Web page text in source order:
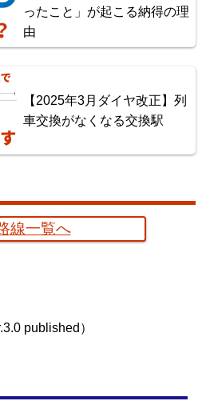
道配線略図 増補版
BOOTH
ったこと」が起こる納得の理
由
【2025年3月ダイヤ改正】列
車交換がなくなる交換駅
線一覧へ
published）